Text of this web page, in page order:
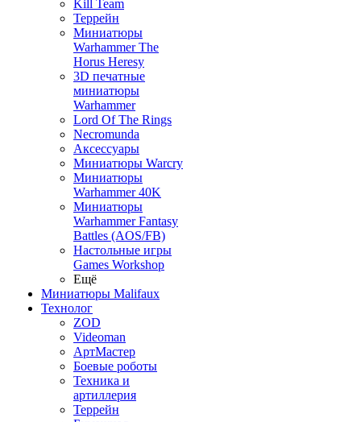
Kill Team
Террейн
Миниатюры
Warhammer The
Horus Heresy
3D печатные
миниатюры
Warhammer
Lord Of The Rings
Necromunda
Аксессуары
Миниатюры Warcry
Миниатюры
Warhammer 40K
Миниатюры
Warhammer Fantasy
Battles (AOS/FB)
Настольные игры
Games Workshop
Ещё
Миниатюры Malifaux
Технолог
ZOD
Videoman
АртМастер
Боевые роботы
Техника и
артиллерия
Террейн